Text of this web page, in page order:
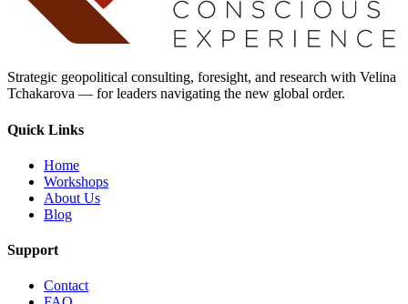
Strategic geopolitical consulting, foresight, and research with Velina
Tchakarova — for leaders navigating the new global order.
Quick Links
Home
Workshops
About Us
Blog
Support
Contact